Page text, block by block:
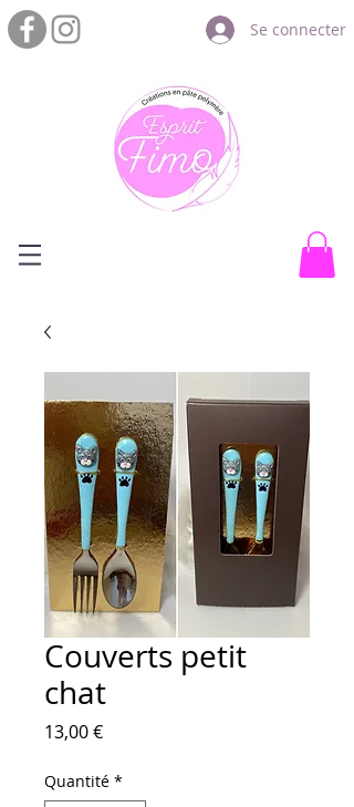
Se connecter
Couverts petit
chat
13,00 €Prix
Quantité *